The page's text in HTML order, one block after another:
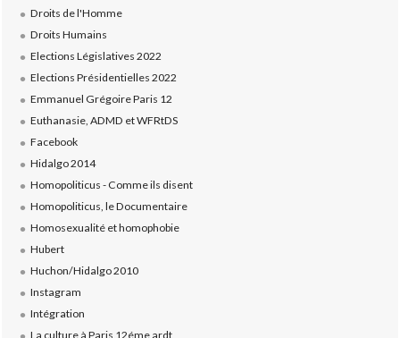
Droits de l'Homme
Droits Humains
Elections Législatives 2022
Elections Présidentielles 2022
Emmanuel Grégoire Paris 12
Euthanasie, ADMD et WFRtDS
Facebook
Hidalgo 2014
Homopoliticus - Comme ils disent
Homopoliticus, le Documentaire
Homosexualité et homophobie
Hubert
Huchon/Hidalgo 2010
Instagram
Intégration
La culture à Paris 12éme ardt